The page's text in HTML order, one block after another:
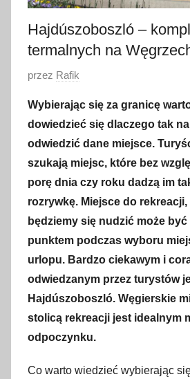
Hajdúszoboszló –
termalnych na
O
u
b
l
i
k
o
w
a
n
i
przez Rafik
Wybierając się za granicę
dowiedzieć się dlaczego tak
odwiedzić dane miejsce.
szukają miejsc, które bez
porę dnia czy roku dadzą im
rozrywkę. Miejsce do
będziemy się nudzić może
punktem podczas wyboru
urlopu. Bardzo ciekawym i
odwiedzanym przez turystów
Hajdúszoboszló. Węgierskie
stolicą rekreacji jest idealnym
odpoczynku.
Co warto wiedzieć wybierając